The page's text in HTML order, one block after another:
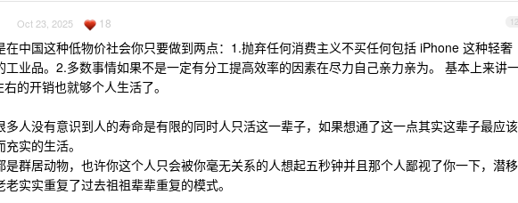
12
Oct 23, 2025 18
在中国这种低物价社会你只要做到两点：1.抛弃任何消费主义不买任何包括 iPhone 这种轻奢
工业品。2.多数事情如果不是一定有分工提高效率的因素在尽力自己亲力亲为。 基本上来讲
的开销也就够个人生活了。
多人没有意识到人的寿命是有限的同时人只活这一辈子，如果想通了这一点其实这辈子最应该
实的生活。
是群居动物，也许你这个人只会被你毫无关系的人想起五秒钟并且那个人鄙视了你一下，潜移
实实重复了过去祖祖辈辈重复的模式。